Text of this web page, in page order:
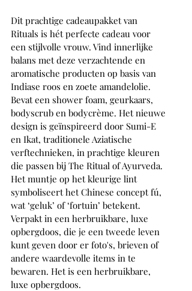
Dit prachtige cadeaupakket van
Rituals is hét perfecte cadeau voor
een stijlvolle vrouw. Vind innerlijke
balans met deze verzachtende en
aromatische producten op basis van
Indiase roos en zoete amandelolie.
Bevat een shower foam, geurkaars,
bodyscrub en bodycrème. Het nieuwe
design is geïnspireerd door Sumi-E
en Ikat, traditionele Aziatische
verftechnieken, in prachtige kleuren
die passen bij The Ritual of Ayurveda.
Het muntje op het kleurige lint
symboliseert het Chinese concept fú,
wat ‘geluk’ of ‘fortuin’ betekent.
Verpakt in een herbruikbare, luxe
opbergdoos, die je een tweede leven
kunt geven door er foto's, brieven of
andere waardevolle items in te
bewaren. Het is een herbruikbare,
luxe opbergdoos.